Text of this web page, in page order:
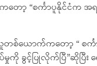
“စင်္ကာပူနိုင်ငံက အရမ်
သူတစ်ယောက်ကတော့ “
ခွင့်ပြုလိုက်ပြီ”ဆိုပြီး ရ